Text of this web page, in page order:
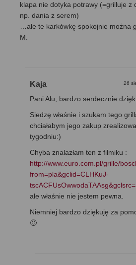
klapa nie dotyka potrawy (=grilluje z
np. dania z serem)
…ale te karkówkę spokojnie można
M.
Kaja 26
Pani Alu, bardzo serdecznie
Siedzę właśnie i szukam tego
chciałabym jego zakup
tygodniu:)
Chyba znalazłam ten z filmiku :
http://www.euro.com.pl/grille/
from=pla&gclid=CLHKuJ-
ale właśnie nie jestem pewna.
Niemniej bardzo dziękuję za
🙂